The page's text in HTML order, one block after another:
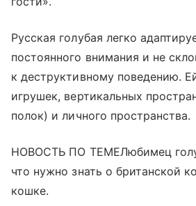
Русская голубая легко
постоянного внимания и не
к деструктивному поведению.
игрушек, вертикальных
полок) и личного пространства.
НОВОСТЬ ПО ТЕМЕЛюбимец
что нужно знать о британской
кошке.